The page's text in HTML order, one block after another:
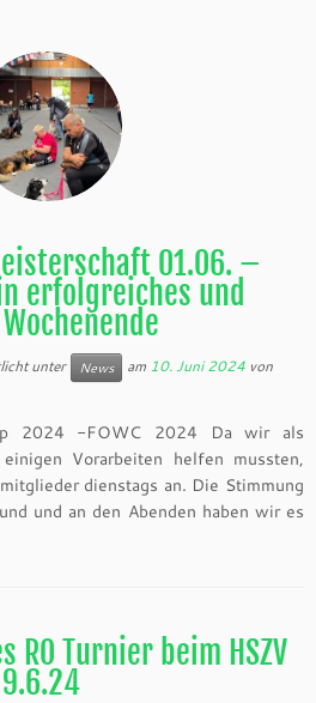
01.06. –
erfolgreiches und
unter News am 10. Juni 2024 von
2024 -FOWC 2024 Da wir als
Vorarbeiten helfen mussten,
dienstags an. Die Stimmung
und an den Abenden haben wir es
RO Turnier beim HSZV